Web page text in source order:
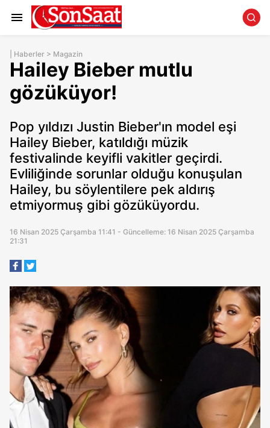
Haberler > Magazin
Hailey Bieber mutlu
gözüküyor!
Pop yıldızı Justin Bieber'ın model eşi
Hailey Bieber, katıldığı müzik
festivalinde keyifli vakitler geçirdi.
Evliliğinde sorunlar olduğu konuşulan
Hailey, bu söylentilere pek aldırış
etmiyormuş gibi gözüküyordu.
16 Nisan 2025 Çarşamba 11:41 - Güncelleme: 16 Nisan 2025 Çarşamba
21:31